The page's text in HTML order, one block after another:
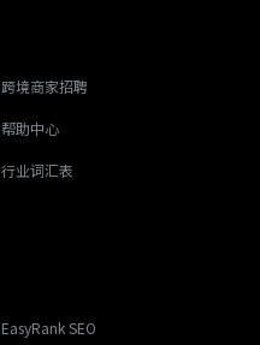
跨境商家招聘
帮助中心
行业词汇表
EasyRank SEO